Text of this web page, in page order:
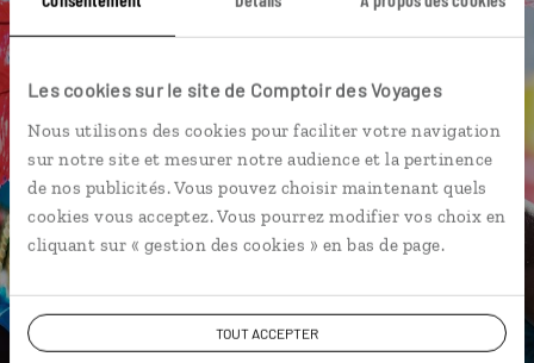
Les cookies sur le site de Comptoir des Voyages
Nous utilisons des cookies pour faciliter votre navigation
sur notre site et mesurer notre audience et la pertinence
de nos publicités. Vous pouvez choisir maintenant quels
cookies vous acceptez. Vous pourrez modifier vos choix en
cliquant sur « gestion des cookies » en bas de page.
TOUT ACCEPTER
Deshaies
Ingrid,
spécialiste Guadeloupe
Lire son interview
spécialistes
Ils sauront organiser votre itinéraire au plus